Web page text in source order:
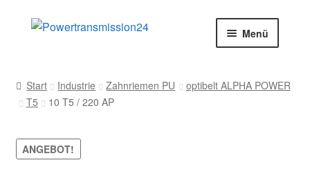
Zur
Zum
Menü
AGB
Blog
Start Industrie Zahnriemen PU
optibelt ALPHA POWER
T5
10 T5 / 220 AP
ANGEBOT!